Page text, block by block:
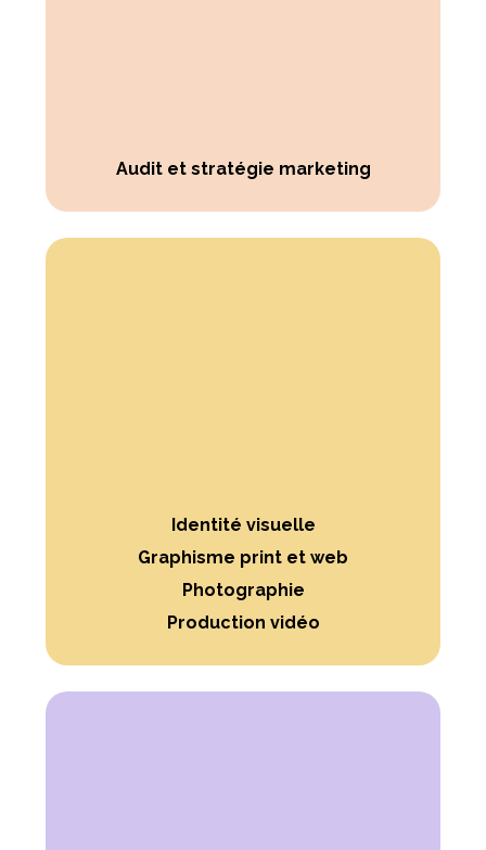
Audit et stratégie marketing
Identité visuelle
Graphisme print et web
Photographie
Production vidéo